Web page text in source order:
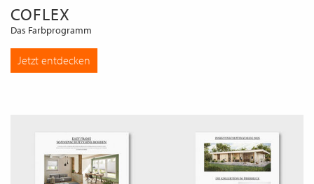
COFLEX
Das Farbprogramm
Jetzt entdecken